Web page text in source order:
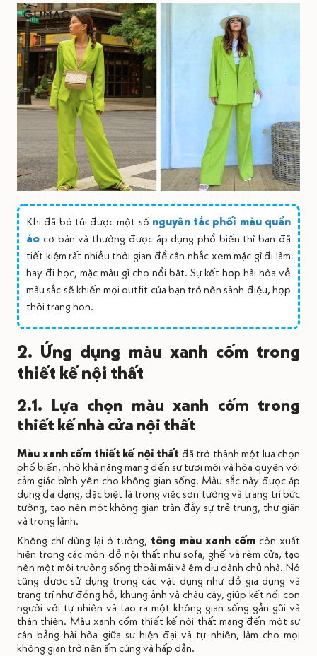
Khi đã bỏ túi được một số nguyên tắc phối màu quần
áo cơ bản và thường được áp dụng phổ biến thì bạn đã
tiết kiệm rất nhiều thời gian để cân nhắc xem mặc gì đi làm
hay đi học, mặc màu gì cho nổi bật. Sự kết hợp hài hòa về
màu sắc sẽ khiến mọi outfit của bạn trở nên sành điệu, hợp
thời trang hơn.
2. Ứng dụng màu xanh cốm trong
thiết kế nội thất
2.1. Lựa chọn màu xanh cốm trong
thiết kế nhà cửa nội thất
Màu xanh cốm thiết kế nội thất đã trở thành một lựa chọn
phổ biến, nhờ khả năng mang đến sự tươi mới và hòa quyện với
cảm giác bình yên cho không gian sống. Màu sắc này được áp
dụng đa dạng, đặc biệt là trong việc sơn tường và trang trí bức
tường, tạo nên một không gian tràn đầy sự trẻ trung, thư giãn
và trong lành.
Không chỉ dừng lại ở tường, tông màu xanh cốm còn xuất
hiện trong các món đồ nội thất như sofa, ghế và rèm cửa, tạo
nên một môi trường sống thoải mái và êm dịu dành chủ nhà. Nó
cũng được sử dụng trong các vật dụng như đồ gia dụng và
trang trí như đồng hồ, khung ảnh và chậu cây, giúp kết nối con
người với tự nhiên và tạo ra một không gian sống gần gũi và
thân thiện. Màu xanh cốm thiết kế nội thất mang đến một sự
cân bằng hài hòa giữa sự hiện đại và tự nhiên, làm cho mọi
không gian trở nên ấm cúng và hấp dẫn.